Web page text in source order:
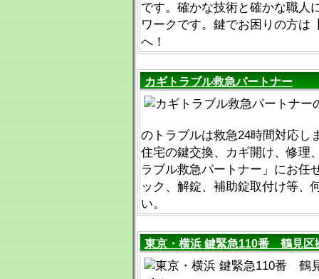
です。確かな技術と確かな職人
ワークです。鍵でお困りの方は
へ！
カギトラブル救急パートナー
のトラブルは救急24時間対応し
住宅の鍵交換、カギ開け、修理
ラブル救急パートナー」にお任
ック、解錠、補助錠取付け等、
い。
東京・横浜 鍵緊急110番 鶴見区